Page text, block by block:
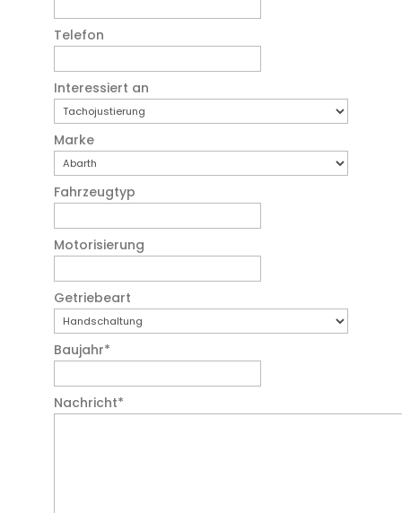
Telefon
Interessiert an
Marke
Fahrzeugtyp
Motorisierung
Getriebeart
Baujahr*
Nachricht*